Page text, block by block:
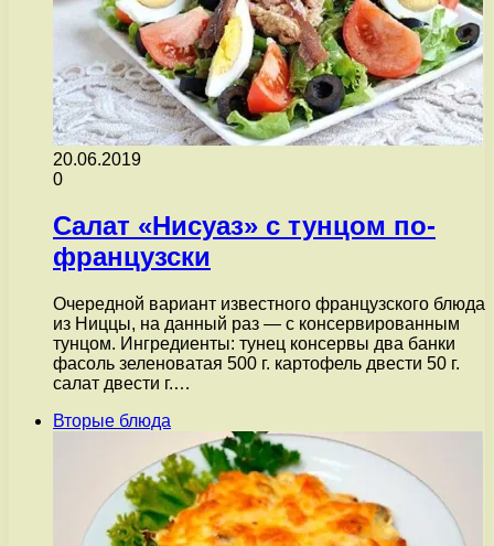
20.06.2019
0
Салат «Нисуаз» с тунцом по-
французски
Очередной вариант известного французского блюда
из Ниццы, на данный раз — с консервированным
тунцом. Ингредиенты: тунец консервы два банки
фасоль зеленоватая 500 г. картофель двести 50 г.
салат двести г.…
Вторые блюда